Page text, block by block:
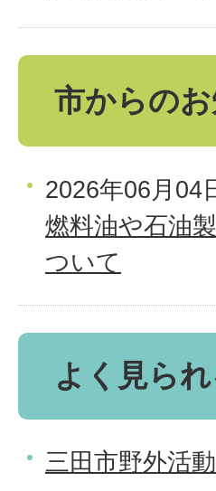
市からの
2026年06月04
燃料油や石油
ついて
よく見ら
三田市野外活